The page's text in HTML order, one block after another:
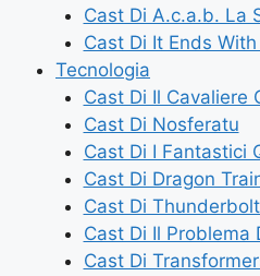
Cast Di A.c.a.b. La
Cast Di It Ends
Tecnologia
Cast Di Il Cavaliere
Cast Di Nosferatu
Cast Di I Fantastici
Cast Di Dragon
Cast Di
Cast Di Il Problema
Cast Di